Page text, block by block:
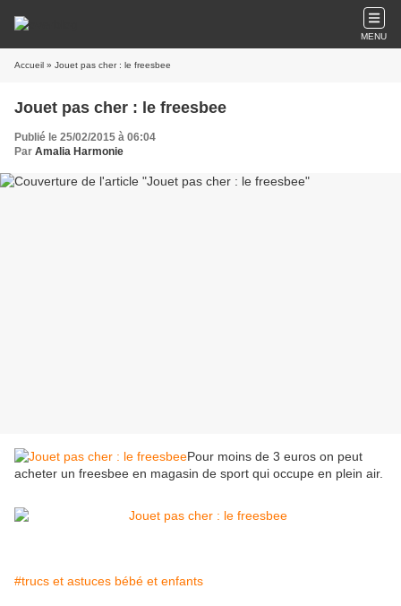
MENU
Accueil » Jouet pas cher : le freesbee
Jouet pas cher : le freesbee
Publié le 25/02/2015 à 06:04
Par Amalia Harmonie
Pour moins de 3 euros on peut
acheter un freesbee en magasin de sport qui occupe en plein air.
#trucs et astuces bébé et enfants